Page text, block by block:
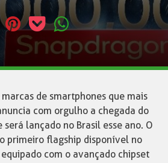
marcas de smartphones que mais
com orgulho a chegada do
será lançado no Brasil esse ano. O
primeiro flagship disponível no
com o avançado chipset